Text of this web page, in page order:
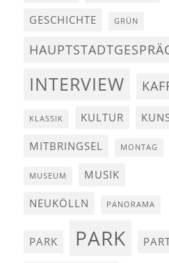
GESCHICHTE GRÜN
INTERVIEW
KLASSIK KULTUR
MITBRINGSEL MONTAG
MUSEUM MUSIK
NEUKÖLLN PANORAMA
PARK PARK